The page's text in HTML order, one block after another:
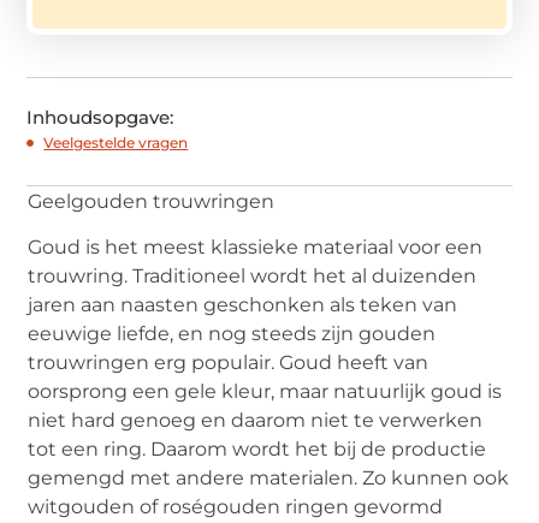
Inhoudsopgave:
Veelgestelde vragen
Geelgouden trouwringen
Goud is het meest klassieke materiaal voor een
trouwring. Traditioneel wordt het al duizenden
jaren aan naasten geschonken als teken van
eeuwige liefde, en nog steeds zijn gouden
trouwringen erg populair. Goud heeft van
oorsprong een gele kleur, maar natuurlijk goud is
niet hard genoeg en daarom niet te verwerken
tot een ring. Daarom wordt het bij de productie
gemengd met andere materialen. Zo kunnen ook
witgouden of roségouden ringen gevormd